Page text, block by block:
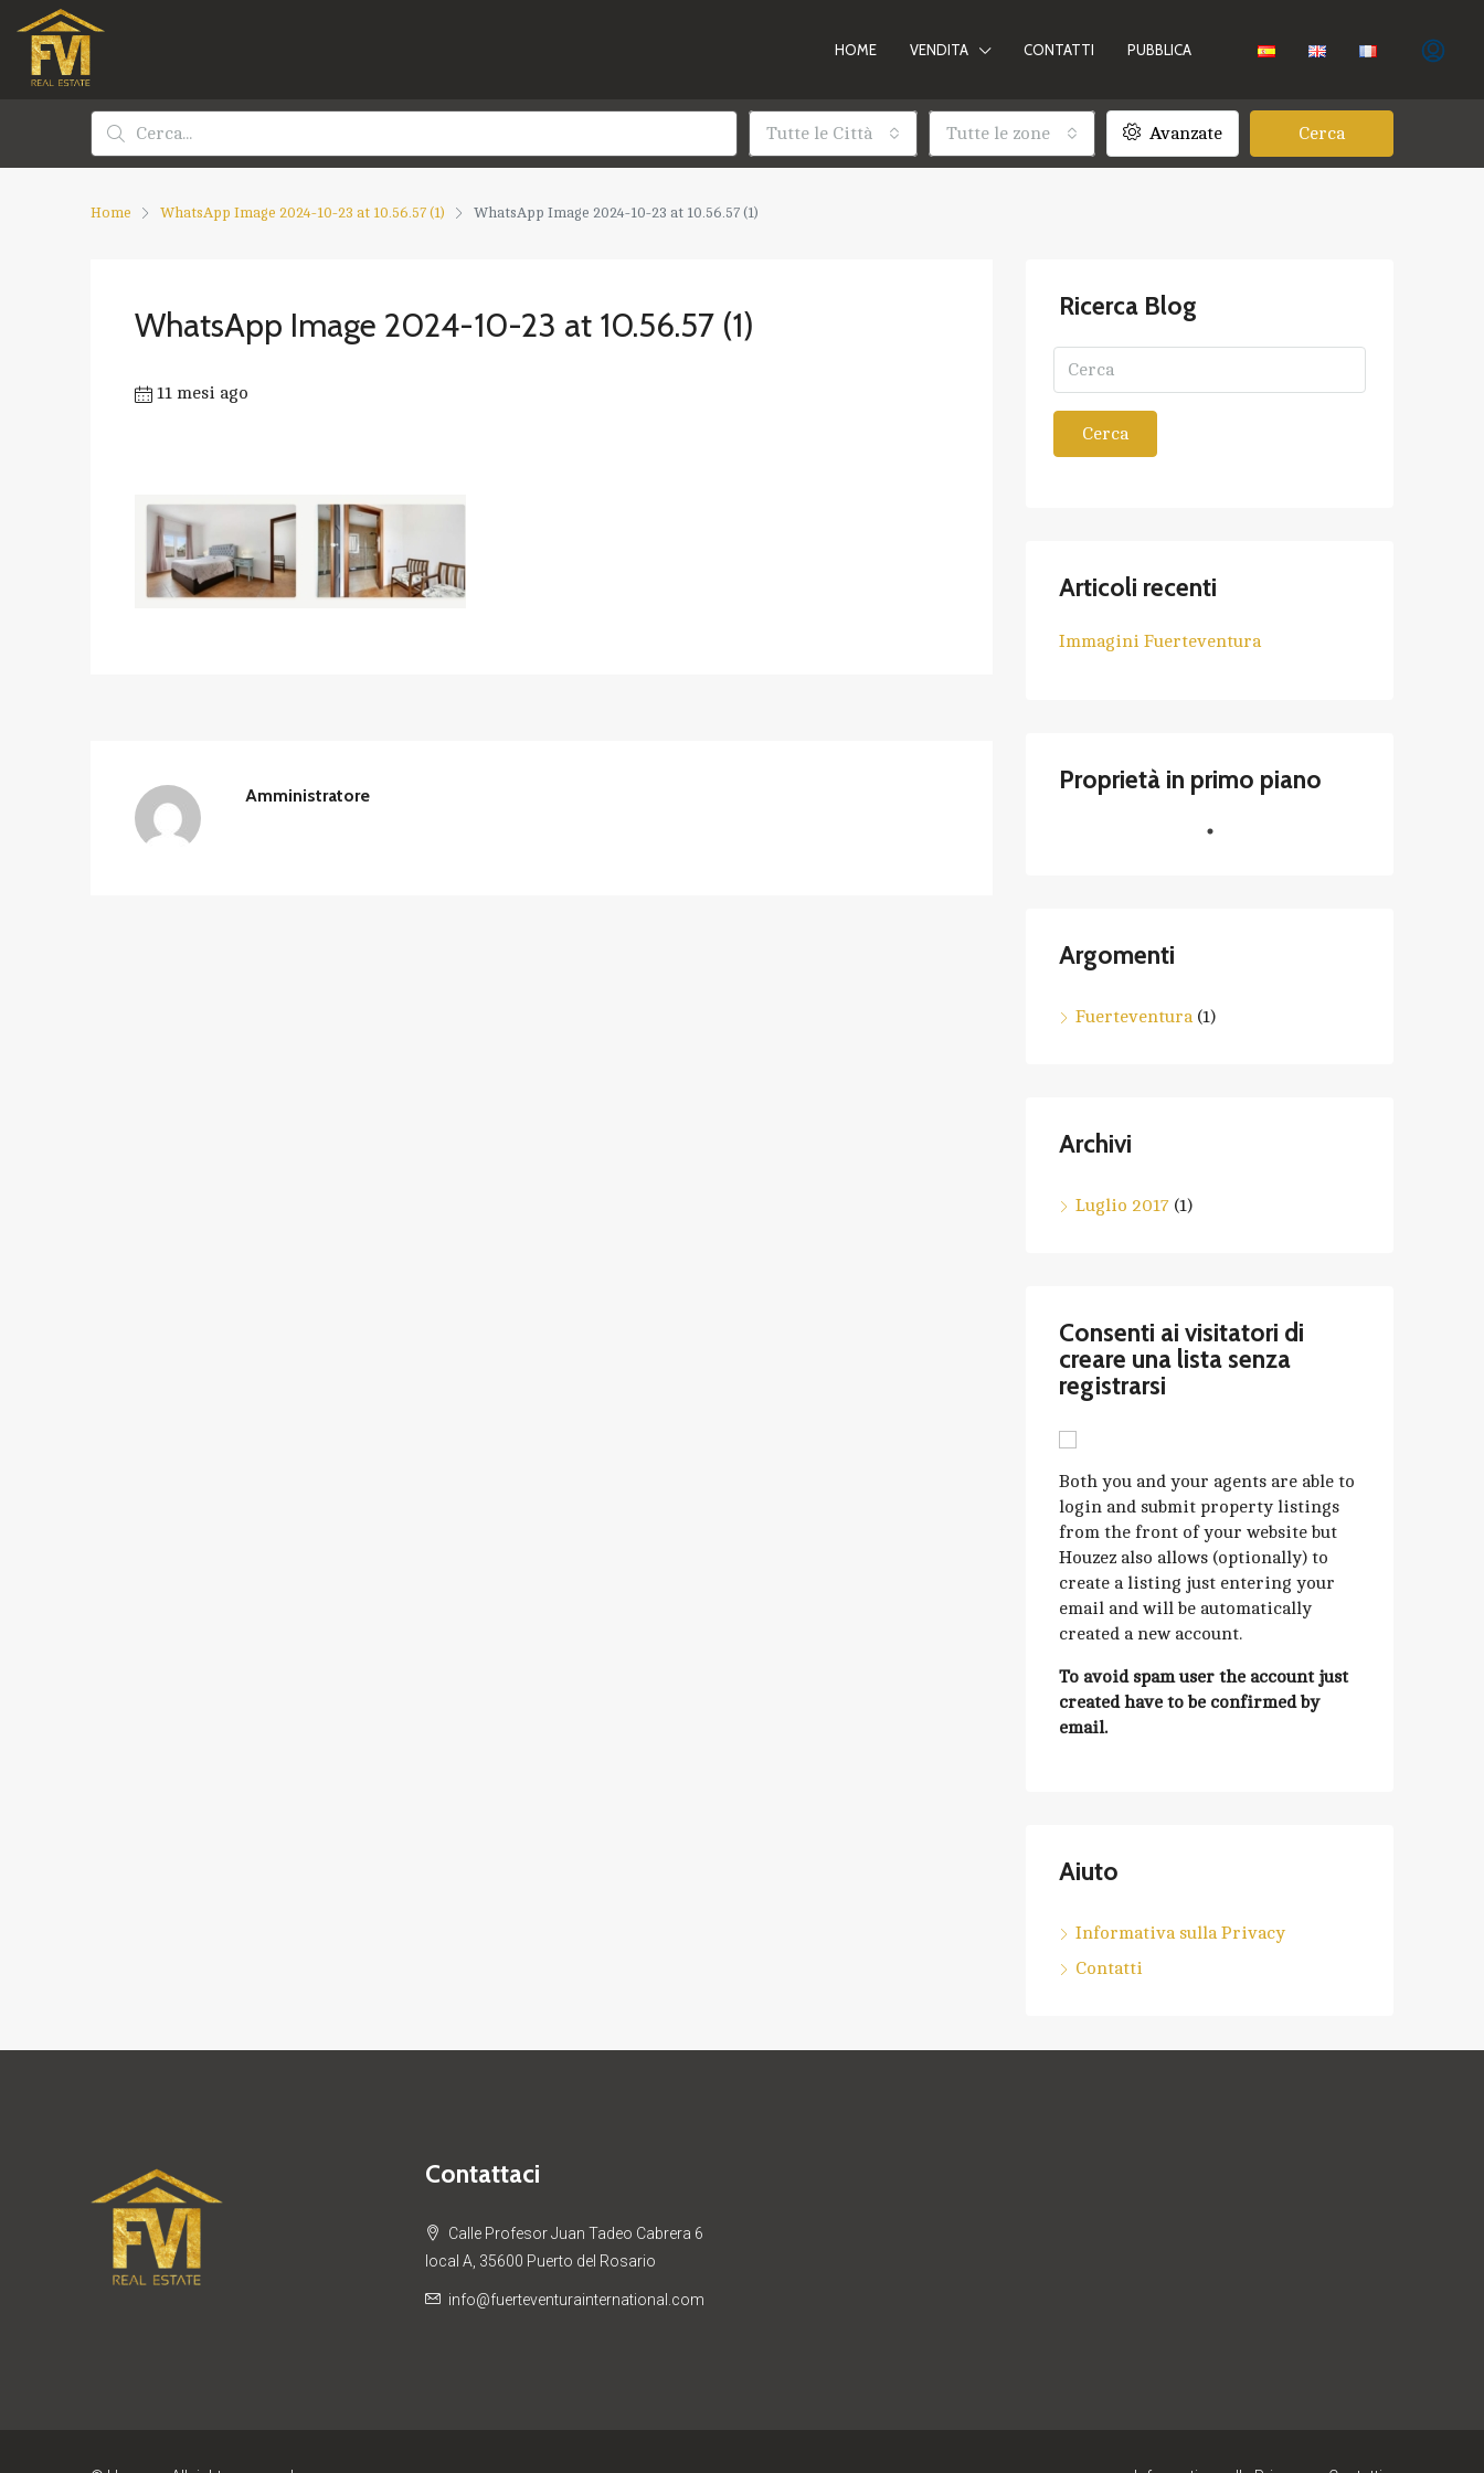
HOME VENDITA CONTATTI PUBBLICA
Tutte le Città Tutte le zone Avanzate Cerca
Home WhatsApp Image 2024-10-23 at 10.56.57 (1) WhatsApp Image 2024-10-23 at 10.56.57 (1)
WhatsApp Image 2024-10-23 at 10.56.57 (1)
11 mesi ago
Amministratore
Ricerca Blog
Cerca
Articoli recenti
Immagini Fuerteventura
Proprietà in primo piano
Argomenti
Fuerteventura(1)
Archivi
Luglio 2017 (1)
Consenti ai visitatori di
creare una lista senza
registrarsi
Both you and your agents are able to
login and submit property listings
from the front of your website but
Houzez also allows (optionally) to
create a listing just entering your
email and will be automatically
created a new account.
To avoid spam user the account just
created have to be confirmed by
email.
Aiuto
Informativa sulla Privacy
Contatti
Contattaci
Calle Profesor Juan Tadeo Cabrera 6
local A, 35600 Puerto del Rosario
info@fuerteventurainternational.com